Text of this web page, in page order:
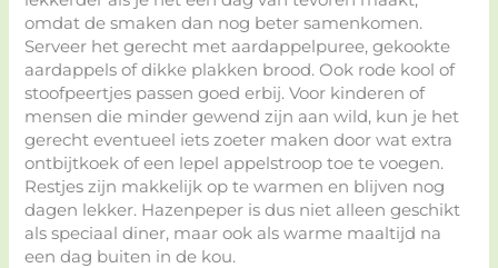
omdat de smaken dan nog beter samenkomen.
Serveer het gerecht met aardappelpuree, gekookte
aardappels of dikke plakken brood. Ook rode kool of
stoofpeertjes passen goed erbij. Voor kinderen of
mensen die minder gewend zijn aan wild, kun je het
gerecht eventueel iets zoeter maken door wat extra
ontbijtkoek of een lepel appelstroop toe te voegen.
Restjes zijn makkelijk op te warmen en blijven nog
dagen lekker. Hazenpeper is dus niet alleen geschikt
als speciaal diner, maar ook als warme maaltijd na
een dag buiten in de kou.